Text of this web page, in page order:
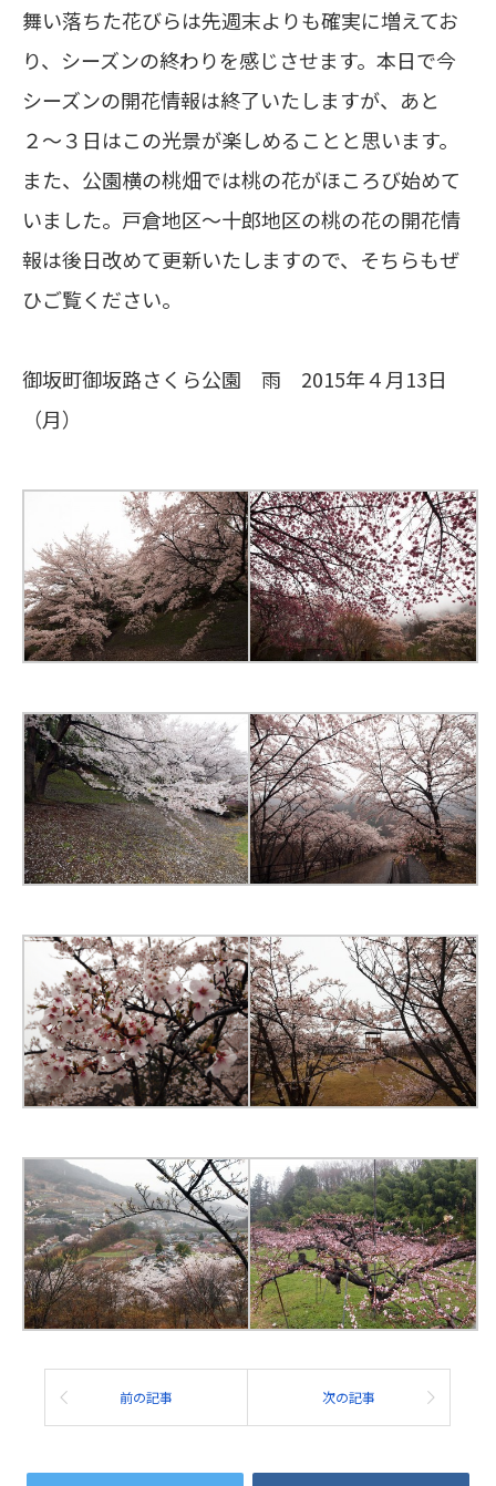
舞い落ちた花びらは先週末よりも確実に増えてお
り、シーズンの終わりを感じさせます。本日で今
シーズンの開花情報は終了いたしますが、あと
２〜３日はこの光景が楽しめることと思います。
また、公園横の桃畑では桃の花がほころび始めて
いました。戸倉地区〜十郎地区の桃の花の開花情
報は後日改めて更新いたしますので、そちらもぜ
ひご覧ください。
御坂町御坂路さくら公園 雨 2015年４月13日
（月）
前の記事 次の記事